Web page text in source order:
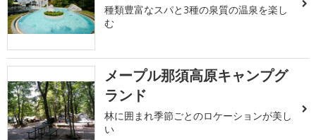
種類豊富なスパと3種の泉質の温泉を楽し
む
メープル那須高原キャンプグ
ランド
林に囲まれ季節ごとのロケーションが美し
い